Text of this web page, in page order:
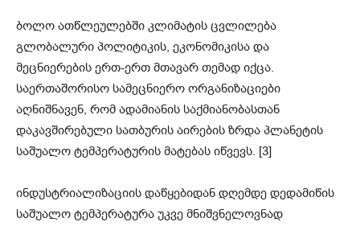
ბოლო ათწლეულებში კლიმატის ცვლილება
გლობალური პოლიტიკის, ეკონომიკისა და
მეცნიერების ერთ-ერთ მთავარ თემად იქცა.
საერთაშორისო სამეცნიერო ორგანიზაციები
აღნიშნავენ, რომ ადამიანის საქმიანობასთან
დაკავშირებული სათბურის აირების ზრდა პლანეტის
საშუალო ტემპერატურის მატებას იწვევს. [3]
ინდუსტრიალიზაციის დაწყებიდან დღემდე დედამიწის
საშუალო ტემპერატურა უკვე მნიშვნელოვნად